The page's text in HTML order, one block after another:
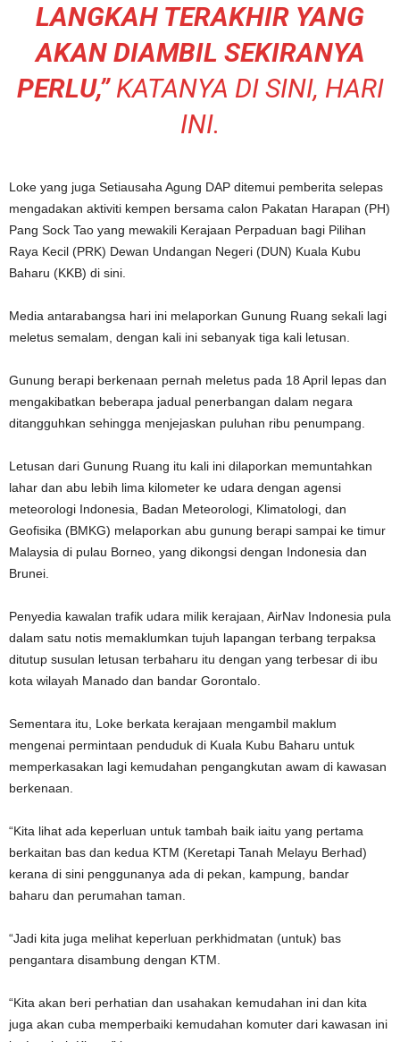
LANGKAH TERAKHIR YANG
AKAN DIAMBIL SEKIRANYA
PERLU,”KATANYA DI SINI, HARI
INI.
Loke yang juga Setiausaha Agung DAP ditemui pemberita selepas
mengadakan aktiviti kempen bersama calon Pakatan Harapan (PH)
Pang Sock Tao yang mewakili Kerajaan Perpaduan bagi Pilihan
Raya Kecil (PRK) Dewan Undangan Negeri (DUN) Kuala Kubu
Baharu (KKB) di sini.
Media antarabangsa hari ini melaporkan Gunung Ruang sekali lagi
meletus semalam, dengan kali ini sebanyak tiga kali letusan.
Gunung berapi berkenaan pernah meletus pada 18 April lepas dan
mengakibatkan beberapa jadual penerbangan dalam negara
ditangguhkan sehingga menjejaskan puluhan ribu penumpang.
Letusan dari Gunung Ruang itu kali ini dilaporkan memuntahkan
lahar dan abu lebih lima kilometer ke udara dengan agensi
meteorologi Indonesia, Badan Meteorologi, Klimatologi, dan
Geofisika (BMKG) melaporkan abu gunung berapi sampai ke timur
Malaysia di pulau Borneo, yang dikongsi dengan Indonesia dan
Brunei.
Penyedia kawalan trafik udara milik kerajaan, AirNav Indonesia pula
dalam satu notis memaklumkan tujuh lapangan terbang terpaksa
ditutup susulan letusan terbaharu itu dengan yang terbesar di ibu
kota wilayah Manado dan bandar Gorontalo.
Sementara itu, Loke berkata kerajaan mengambil maklum
mengenai permintaan penduduk di Kuala Kubu Baharu untuk
memperkasakan lagi kemudahan pengangkutan awam di kawasan
berkenaan.
“Kita lihat ada keperluan untuk tambah baik iaitu yang pertama
berkaitan bas dan kedua KTM (Keretapi Tanah Melayu Berhad)
kerana di sini penggunanya ada di pekan, kampung, bandar
baharu dan perumahan taman.
“Jadi kita juga melihat keperluan perkhidmatan (untuk) bas
pengantara disambung dengan KTM.
“Kita akan beri perhatian dan usahakan kemudahan ini dan kita
juga akan cuba memperbaiki kemudahan komuter dari kawasan ini